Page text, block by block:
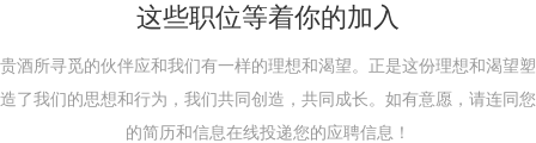
这些职位等着你的加入
贵酒所寻觅的伙伴应和我们有一样的理想和渴望。正是这份理想和渴望塑
造了我们的思想和行为，我们共同创造，共同成长。如有意愿，请连同您
的简历和信息在线投递您的应聘信息！